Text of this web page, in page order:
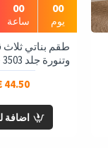
00
يوم
00
ساعة
طقم بناتي
وتنورة جلد 3503 - بني
44.50 €
اضافة